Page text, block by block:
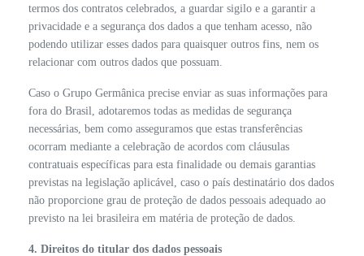
termos dos contratos celebrados, a guardar sigilo e a garantir a
privacidade e a segurança dos dados a que tenham acesso, não
podendo utilizar esses dados para quaisquer outros fins, nem os
relacionar com outros dados que possuam.
Caso o Grupo Germânica precise enviar as suas informações para
fora do Brasil, adotaremos todas as medidas de segurança
necessárias, bem como asseguramos que estas transferências
ocorram mediante a celebração de acordos com cláusulas
contratuais específicas para esta finalidade ou demais garantias
previstas na legislação aplicável, caso o país destinatário dos dados
não proporcione grau de proteção de dados pessoais adequado ao
previsto na lei brasileira em matéria de proteção de dados.
4. Direitos do titular dos dados pessoais